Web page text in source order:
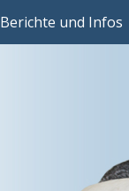
Berichte und Infos